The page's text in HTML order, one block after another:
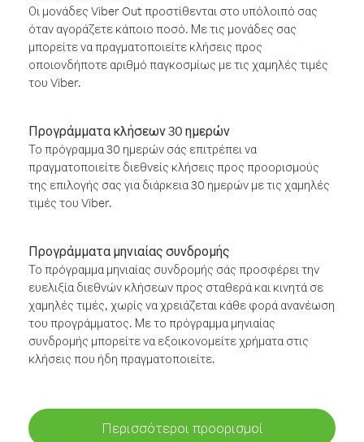
Οι μονάδες Viber Out προστίθενται στο υπόλοιπό σας
όταν αγοράζετε κάποιο ποσό. Με τις μονάδες σας
μπορείτε να πραγματοποιείτε κλήσεις προς
οποιονδήποτε αριθμό παγκοσμίως με τις χαμηλές τιμές
του Viber.
Προγράμματα κλήσεων 30 ημερών
Το πρόγραμμα 30 ημερών σάς επιτρέπει να
πραγματοποιείτε διεθνείς κλήσεις προς προορισμούς
της επιλογής σας για διάρκεια 30 ημερών με τις χαμηλές
τιμές του Viber.
Προγράμματα μηνιαίας συνδρομής
Το πρόγραμμα μηνιαίας συνδρομής σάς προσφέρει την
ευελιξία διεθνών κλήσεων προς σταθερά και κινητά σε
χαμηλές τιμές, χωρίς να χρειάζεται κάθε φορά ανανέωση
του προγράμματος. Με το πρόγραμμα μηνιαίας
συνδρομής μπορείτε να εξοικονομείτε χρήματα στις
κλήσεις που ήδη πραγματοποιείτε.
Περισσότεροι προορισμοί